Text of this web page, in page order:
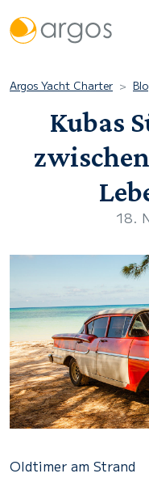
Argos Yacht Charter
Kubas
18.
Oldtimer am Strand